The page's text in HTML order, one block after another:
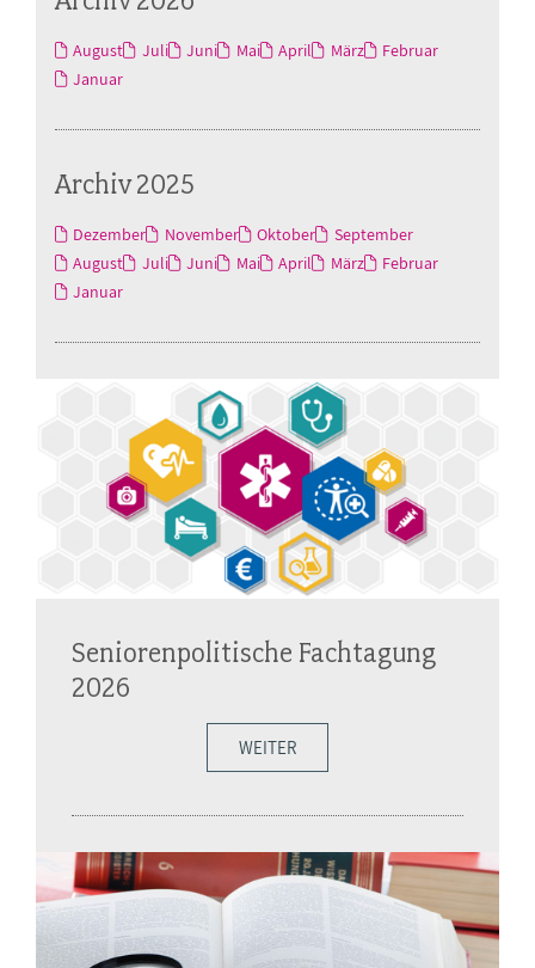
August Juli Juni Mai April März
Februar
Januar
Archiv 2025
Dezember November Oktober
September
August
Juli Juni Mai April März
Februar
Januar
Seniorenpolitische Fachtagung
2026
WEITER